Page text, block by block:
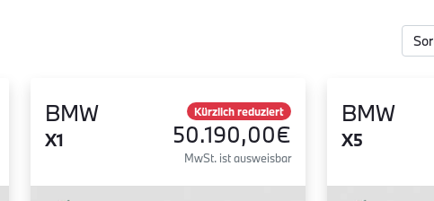
BMW
X1
Kürzlich reduziert
50.190,00€
MwSt. ist ausweisbar
BMW
X5